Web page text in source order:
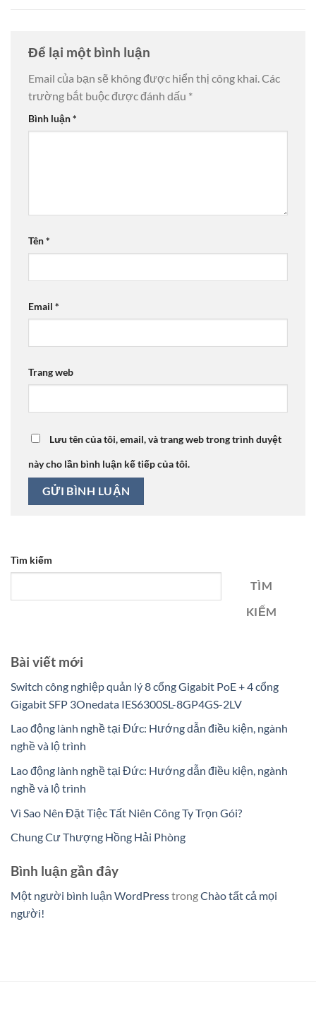
Để lại một bình luận
Email của bạn sẽ không được hiển thị công khai.Các
trường bắt buộc được đánh dấu *
Bình luận*
Tên*
Email *
Trang web
Lưu tên của tôi, email, và trang web trong trình duyệt
này cho lần bình luận kế tiếp của tôi.
Tìm kiếm
TÌM
KIẾM
Bài viết mới
Switch công nghiệp quản lý 8 cổng Gigabit PoE + 4 cổng
Gigabit SFP 3Onedata IES6300SL-8GP4GS-2LV
Lao động lành nghề tại Đức: Hướng dẫn điều kiện, ngành
nghề và lộ trình
Lao động lành nghề tại Đức: Hướng dẫn điều kiện, ngành
nghề và lộ trình
Vì Sao Nên Đặt Tiệc Tất Niên Công Ty Trọn Gói?
Chung Cư Thượng Hồng Hải Phòng
Bình luận gần đây
Một người bình luận WordPresstrongChào tất cả mọi
người!